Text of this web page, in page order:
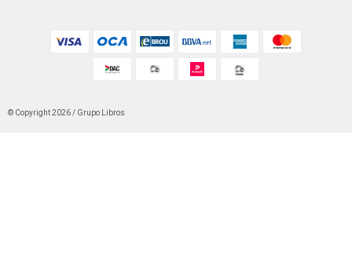
© Copyright 2026 / Grupo Libros